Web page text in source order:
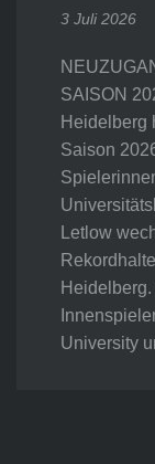
3 Juli 2026
SAISON
Heidelberg
Saison
Letlow
University